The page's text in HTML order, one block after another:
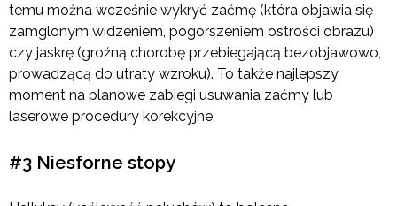
temu można wcześnie wykryć zaćmę (która objawia się
zamglonym widzeniem, pogorszeniem ostrości obrazu)
czy jaskrę (groźną chorobę przebiegającą bezobjawowo,
prowadzącą do utraty wzroku). To także najlepszy
moment na planowe zabiegi usuwania zaćmy lub
laserowe procedury korekcyjne.
#3 Niesforne stopy